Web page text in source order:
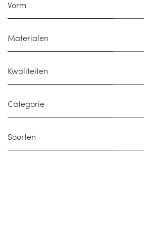
Vorm
Materialen
Kwaliteiten
Categorie
Soorten